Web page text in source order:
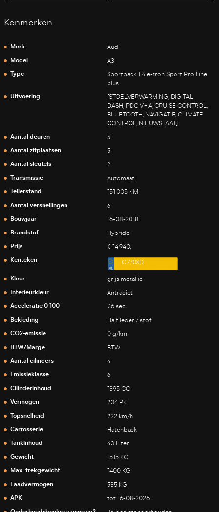
Kenmerken
Merk Audi
Model A3
Type
Sportback 1.4 e-tron Sport Pro Line
plus
Uitvoering
[STOELVERWARMING, DIGITAL
DASH, PDC V+A, CRUISE CONTROL,
BLUETOOTH, NAVIGATIE, CLIMATE
CONTROL, NIEUWSTAAT]
Aantal deuren 5
Aantal zitplaatsen 5
Aantal sleutels 2
Transmissie Automaat
Tellerstand 151.005 KM
Aantal versnellingen 6
Bouwjaar 16-08-2018
Brandstof Hybride
Prijs € 14.940,-
Kenteken G770XD
Kleur grijs metallic
Interieurkleur Antraciet
Acceleratie 0-100 7.6 sec.
Bekleding Half leder / stof
CO2-emissie 0 g/km
BTW/Marge BTW
Aantal cilinders 4
Emissieklasse 6
Cilinderinhoud 1395 CC
Vermogen 204 PK
Topsnelheid 222 km/h
Carrosserie Hatchback
Tankinhoud 40 Liter
Gewicht 1515 KG
Max. trekgewicht 1400 KG
Laadvermogen 535 KG
APK tot 16-08-2026